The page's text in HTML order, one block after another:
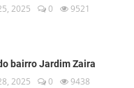
2025 0 9521
bairro Jardim Zaira
2025 0 9438